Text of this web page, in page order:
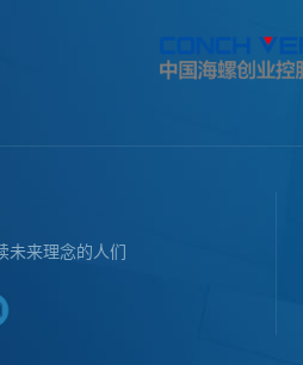
未来理念的人们